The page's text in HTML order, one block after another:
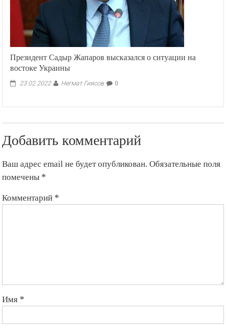
Президент Садыр Жапаров высказался о ситуации на
востоке Украины
23.02.2022 Негмат Гиясов 0
Добавить комментарий
Ваш адрес email не будет опубликован. Обязательные поля
помечены *
Комментарий *
Имя *